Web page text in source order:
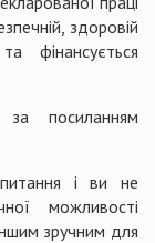
здоровій
фінансується
посиланням
і ви не
можливості
зручним для